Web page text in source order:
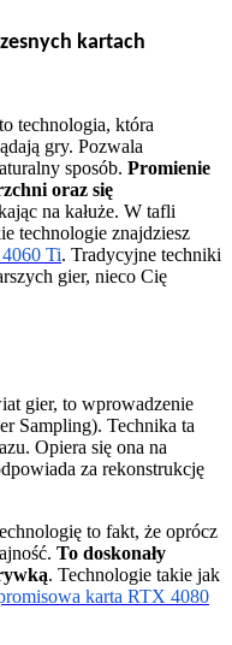
kartach
technologia, która
gry. Pozwala
sposób. Promienie
oraz się
na kałuże. W tafli
technologie znajdziesz
Ti. Tradycyjne techniki
gier, nieco Cię
gier, to wprowadzenie
Sampling). Technika ta
Opiera się ona na
za rekonstrukcję
to fakt, że oprócz
To doskonały
. Technologie takie jak
karta RTX 4080